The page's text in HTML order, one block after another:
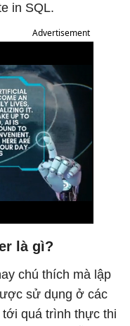
in SQL.
Advertisement
là gì?
chú thích mà lập
sử dụng ở các
quá trình thực thi